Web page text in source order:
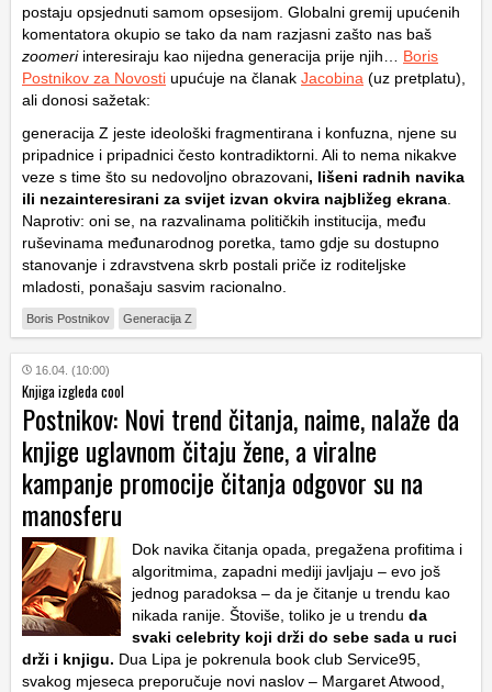
postaju opsjednuti samom opsesijom. Globalni gremij upućenih
komentatora okupio se tako da nam razjasni zašto nas baš
zoomeriinteresiraju kao nijedna generacija prije njih… Boris
Postnikov za Novosti upućuje na članak Jacobina (uz pretplatu),
ali donosi sažetak:
generacija Z jeste ideološki fragmentirana i konfuzna, njene su
pripadnice i pripadnici često kontradiktorni. Ali to nema nikakve
veze s time što su nedovoljno obrazovani, lišeni radnih navika
ili nezainteresirani za svijet izvan okvira najbližeg ekrana
Naprotiv: oni se, na razvalinama političkih institucija, među
ruševinama međunarodnog poretka, tamo gdje su dostupno
stanovanje i zdravstvena skrb postali priče iz roditeljske
mladosti, ponašaju sasvim racionalno.
Boris Postnikov Generacija Z
16.04. (10:00)
Knjiga izgleda cool
Postnikov: Novi trend čitanja, naime, nalaže da
knjige uglavnom čitaju žene, a viralne
kampanje promocije čitanja odgovor su na
manosferu
Dok navika čitanja opada, pregažena profitima i
algoritmima, zapadni mediji javljaju – evo još
jednog paradoksa – da je čitanje u trendu kao
nikada ranije. Štoviše, toliko je u trendu da
svaki celebrity koji drži do sebe sada u ruci
drži i knjigu. Dua Lipa je pokrenula book club Service95,
svakog mjeseca preporučuje novi naslov – Margaret Atwood,